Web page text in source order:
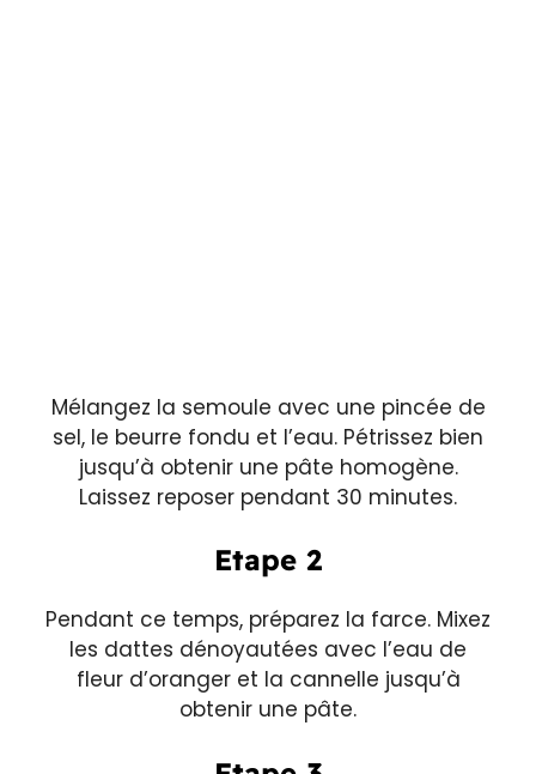
Mélangez la semoule avec une pincée de
sel, le beurre fondu et l’eau. Pétrissez bien
jusqu’à obtenir une pâte homogène.
Laissez reposer pendant 30 minutes.
Etape 2
Pendant ce temps, préparez la farce. Mixez
les dattes dénoyautées avec l’eau de
fleur d’oranger et la cannelle jusqu’à
obtenir une pâte.